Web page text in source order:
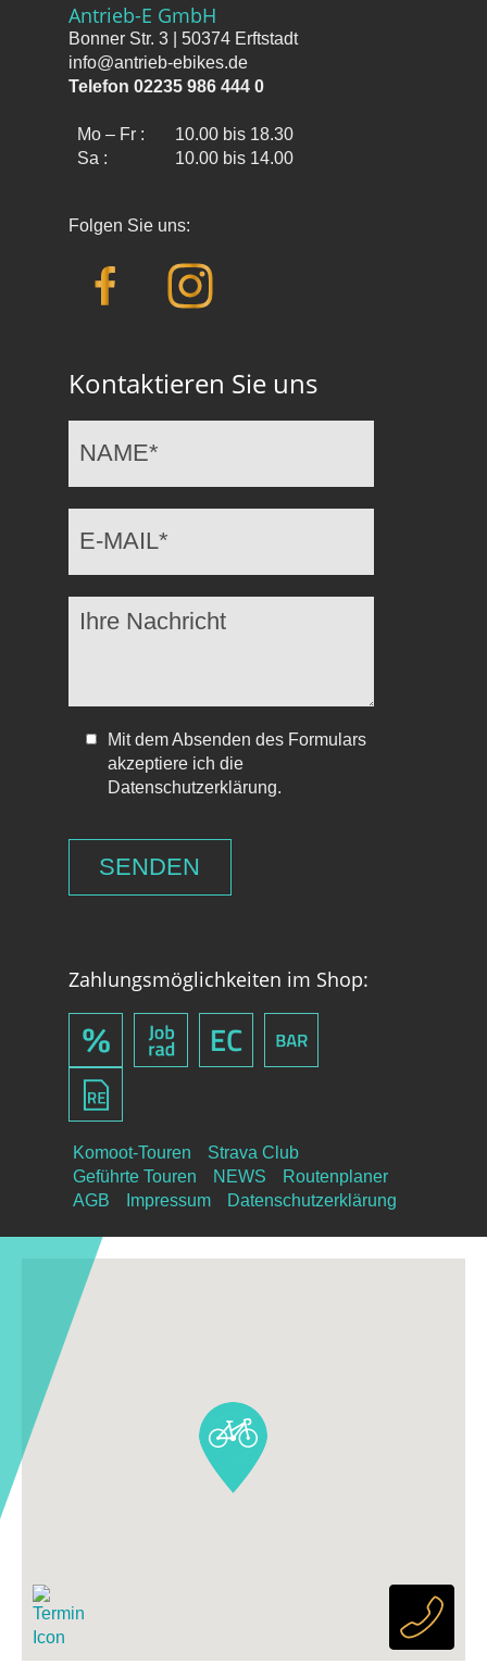
Antrieb-E GmbH
Bonner Str. 3 | 50374 Erftstadt
info@antrieb-ebikes.de
Telefon 02235 986 444 0
Mo – Fr :
Sa :
10.00 bis 18.30
10.00 bis 14.00
Folgen Sie uns:
Kontaktieren Sie uns
Mit dem Absenden des Formulars
akzeptiere ich die
Datenschutzerklärung.
Zahlungsmöglichkeiten im Shop:
Komoot-Touren
Strava Club
Geführte Touren
NEWS
Routenplaner
AGB
Impressum Datenschutzerklärung